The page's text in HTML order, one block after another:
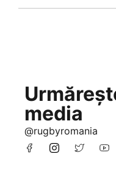
media
@rugbyromania